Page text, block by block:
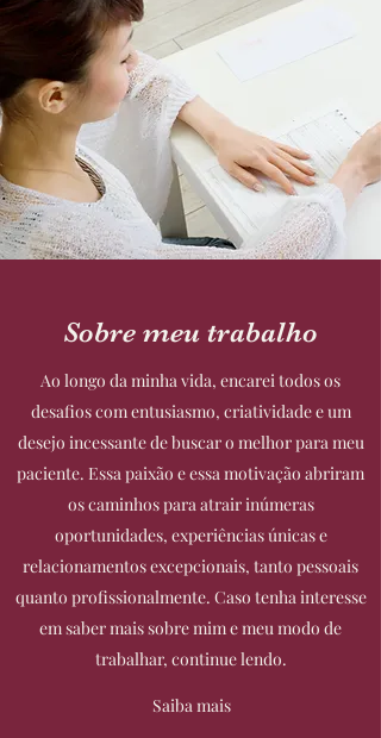
Sobre meu trabalho
Ao longo da minha vida, encarei todos os
desafios com entusiasmo, criatividade e um
desejo incessante de buscar o melhor para meu
paciente. Essa paixão e essa motivação abriram
os caminhos para atrair inúmeras
oportunidades, experiências únicas e
relacionamentos excepcionais, tanto pessoais
quanto profissionalmente. Caso tenha interesse
em saber mais sobre mim e meu modo de
trabalhar, continue lendo.
Saiba mais